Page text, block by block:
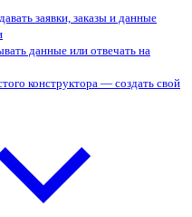
заявки, заказы и данные
данные или отвечать на
конструктора — создать свой